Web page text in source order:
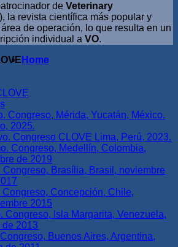
de Veterinary
), la revista científica más popular y
de operación, lo que resulta en un
individual a VO.
Home
Congreso, Mérida, Yucatán, México.
2025.
Congreso CLOVE Lima, Perú, 2023.
Congreso, Medellín, Colombia,
de 2019
Congreso, Brasília, Brasil, noviembre
Congreso, Concepción, Chile,
2015
Congreso, Isla Margarita, Venezuela,
de 2013
Buenos Aires, Argentina,